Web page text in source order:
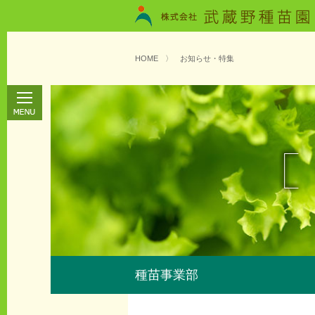
HOME 〉 お知らせ・特集
種苗事業部